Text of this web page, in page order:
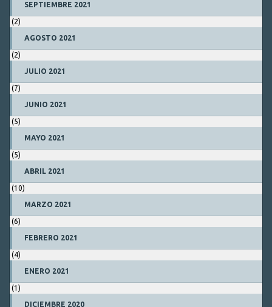
SEPTIEMBRE 2021
(2)
AGOSTO 2021
(2)
JULIO 2021
(7)
JUNIO 2021
(5)
MAYO 2021
(5)
ABRIL 2021
(10)
MARZO 2021
(6)
FEBRERO 2021
(4)
ENERO 2021
(1)
DICIEMBRE 2020